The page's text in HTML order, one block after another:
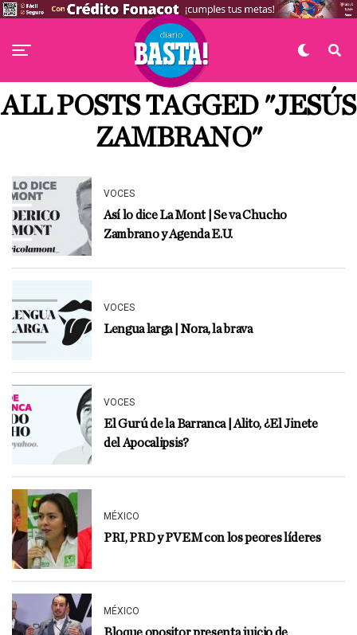
ALL POSTS TAGGED "JESÚS
ZAMBRANO"
VOCES
Así lo dice La Mont | Se va Chucho
Zambrano y Agenda E.U.
VOCES
Lengua larga | Nora, la brava
VOCES
El Gurú de la Barranca | Alito, ¿El Jinete
del Apocalipsis?
MÉXICO
PRI, PRD y PVEM con los peores líderes
MÉXICO